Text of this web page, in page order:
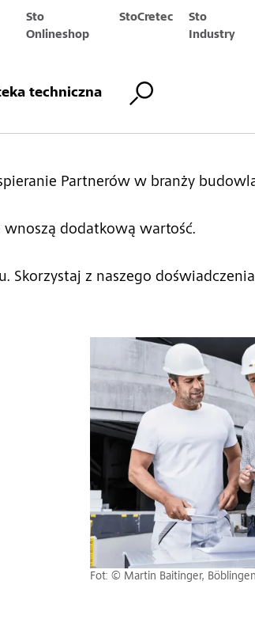
Sto
Onlineshop
StoCretec
Sto
Industry
techniczna
Partnerów w branży
wnoszą dodatkową wartość.
Skorzystaj z naszego
Fot: © Martin Baitinger,